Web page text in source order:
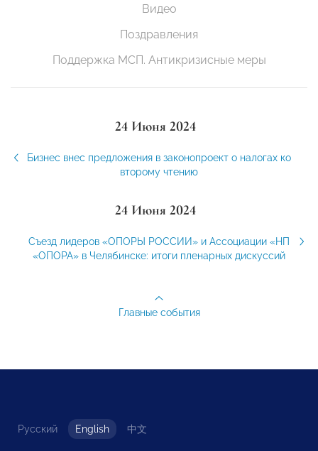
Видео
Поздравления
Поддержка МСП. Антикризисные меры
24 Июня 2024
Бизнес внес предложения в законопроект о налогах ко
второму чтению
24 Июня 2024
Съезд лидеров «ОПОРЫ РОССИИ» и Ассоциации «НП
«ОПОРА» в Челябинске: итоги пленарных дискуссий
Главные события
Русский English 中文